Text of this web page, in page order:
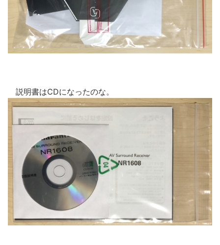
説明書はCDになったのな。